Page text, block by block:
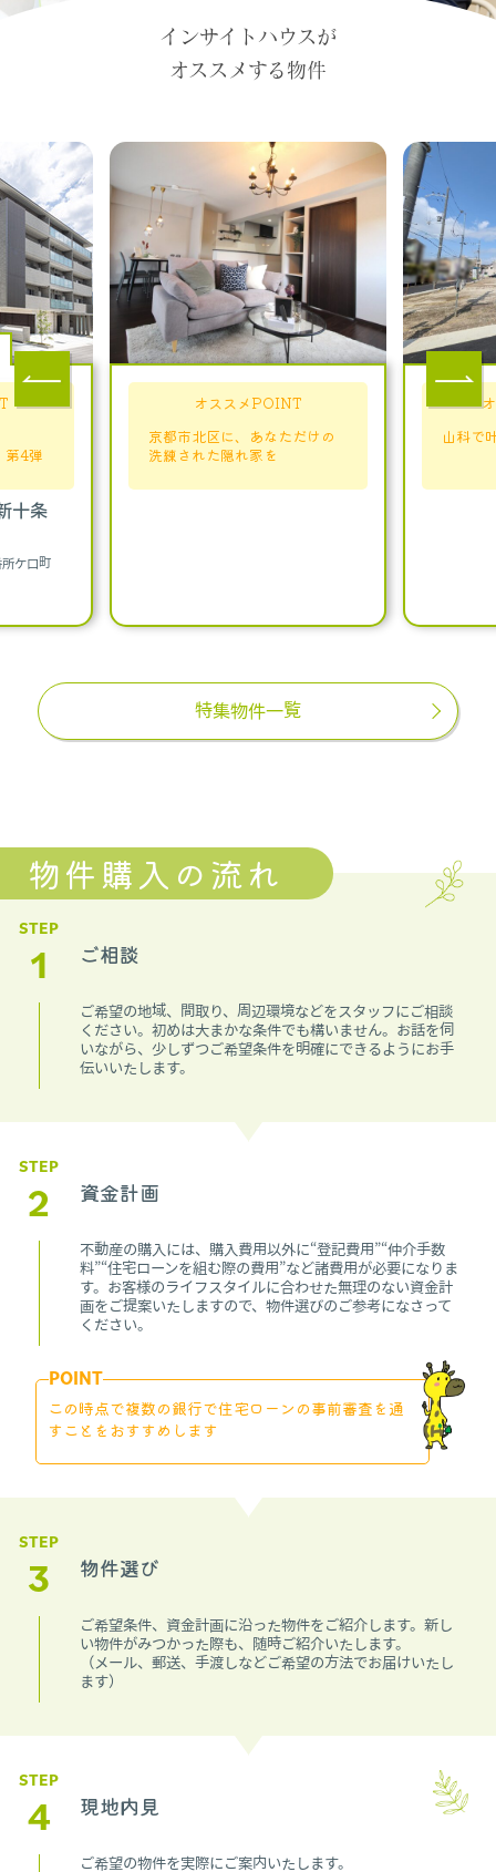
インサイトハウスが
オススメする物件
4弾
十条
ケ口町
オススメPOINT
京都市北区に、あなただけの
洗練された隠れ家を
山科で
特集物件一覧
物件購入の流れ
STEP
1 ご相談
ご希望の地域、間取り、周辺環境などをスタッフにご相談
ください。初めは大まかな条件でも構いません。お話を伺
いながら、少しずつご希望条件を明確にできるようにお手
伝いいたします。
STEP
2 資金計画
不動産の購入には、購入費用以外に“登記費用”“仲介手数
料”“住宅ローンを組む際の費用”など諸費用が必要になりま
す。お客様のライフスタイルに合わせた無理のない資金計
画をご提案いたしますので、物件選びのご参考になさって
ください。
POINT
この時点で複数の銀行で住宅ローンの事前審査を通
すことをおすすめします
STEP
3 物件選び
ご希望条件、資金計画に沿った物件をご紹介します。新し
い物件がみつかった際も、随時ご紹介いたします。
（メール、郵送、手渡しなどご希望の方法でお届けいたし
ます）
STEP
4 現地内見
ご希望の物件を実際にご案内いたします。